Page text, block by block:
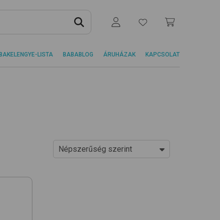
LISTA BABABLOG ÁRUHÁZAK KAPCSOLAT
Népszerűség szerint